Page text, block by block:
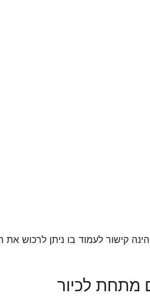
קישור לעמוד בו ניתן לרכוש את
מתחת לכיור